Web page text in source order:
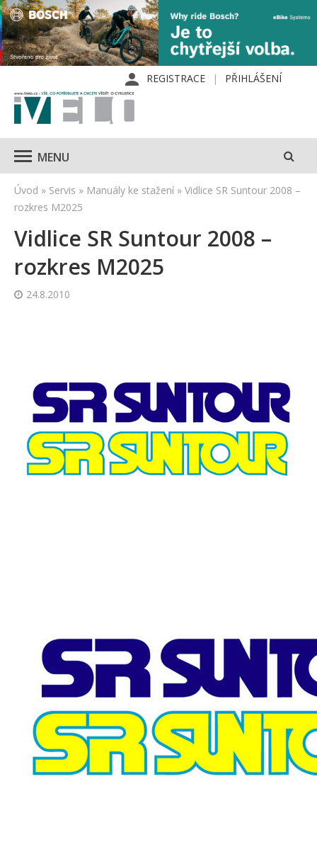
REGISTRACE PŘIHLÁŠENÍ
MENU
Úvod » Servis » Manuály ke stažení » Vidlice SR Suntour 2008 –
rozkres M2025
Vidlice SR Suntour 2008 –
rozkres M2025
24.8.2010